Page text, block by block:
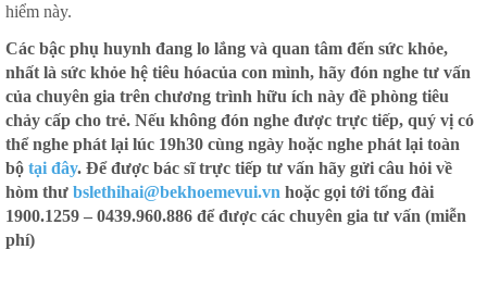
hiểm này.
Các bậc phụ huynh đang lo lắng và quan tâm đến sức khỏe,
nhất là sức khỏe hệ tiêu hóacủa con mình, hãy đón nghe tư vấn
của chuyên gia trên chương trình hữu ích này đề phòng tiêu
chảy cấp cho trẻ. Nếu không đón nghe được trực tiếp, quý vị có
thể nghe phát lại lúc 19h30 cùng ngày hoặc nghe phát lại toàn
bộ tại đây. Để được bác sĩ trực tiếp tư vấn hãy gửi câu hỏi về
hòm thư bslethihai@bekhoemevui.vn hoặc gọi tới tổng đài
1900.1259 – 0439.960.886 để được các chuyên gia tư vấn (miễn
phí)